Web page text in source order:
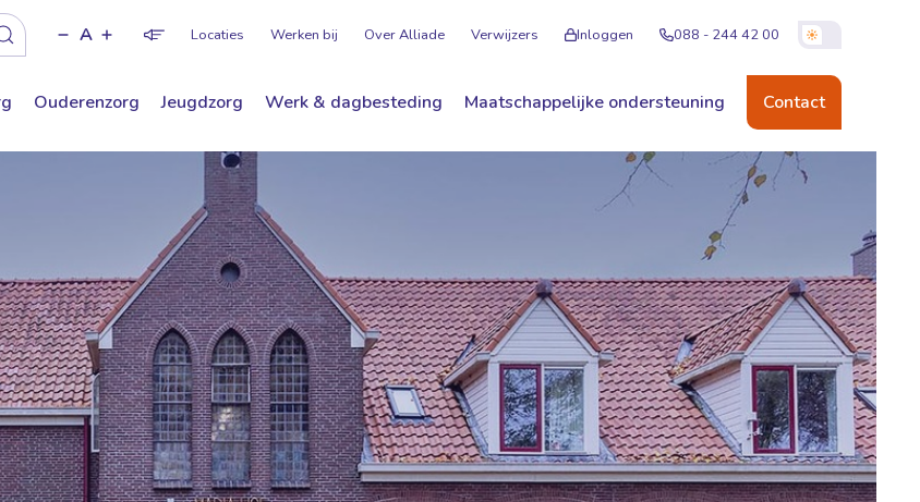
A Locaties Werken bij Over Alliade Verwijzers Inloggen 088 - 244 42 00
Ouderenzorg Jeugdzorg Werk & dagbesteding Maatschappelijke ondersteuning Contact